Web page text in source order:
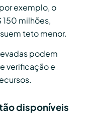
exemplo, o
150 milhões,
teto menor.
podem
verificação e
disponíveis